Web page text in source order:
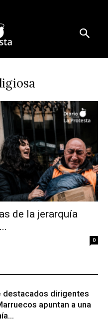
de la jerarquía
0
destacados dirigentes
apuntan a una